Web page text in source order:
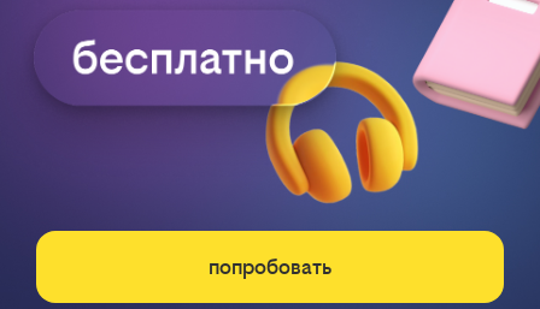
попробовать